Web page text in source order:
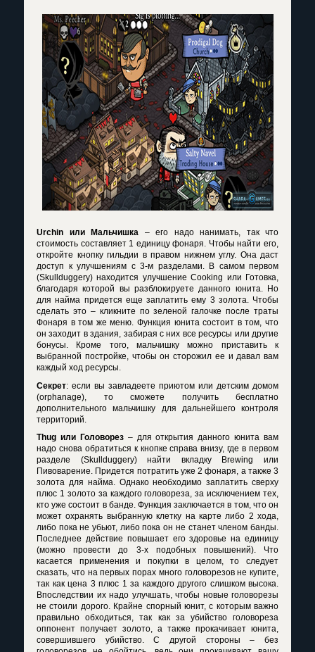
Urchin или Мальчишка – его надо нанимать, так что
стоимость составляет 1 единицу фонаря. Чтобы найти его,
откройте кнопку гильдии в правом нижнем углу. Она даст
доступ к улучшениям с 3-м разделами. В самом первом
(Skullduggery) находится улучшениеCooking или Готовка,
благодаря которой вы разблокируете данного юнита. Но
для найма придется еще заплатить ему 3 золота. Чтобы
сделать это – кликните по зеленой галочке после траты
Фонаря в том же меню. Функция юнита состоит в том, что
он заходит в здания, забирая с них все ресурсы или другие
бонусы. Кроме того, мальчишку можно приставить к
выбранной постройке, чтобы он сторожил ее и давал вам
каждый ход ресурсы.
Секрет: если вы завладеете приютом или детским домом
(orphanage), то сможете получить бесплатно
дополнительного мальчишку для дальнейшего контроля
территорий.
Thug или Головорез– для открытия данного юнита вам
надо снова обратиться к кнопке справа внизу, где в первом
разделе (Skullduggery) найти вкладку Brewing
или
Пивоварение. Придется потратить уже 2 фонаря, а также 3
золота для найма. Однако необходимо заплатить сверху
плюс 1 золото за каждого головореза, за исключением тех,
кто уже состоит в банде. Функция заключается в том, что он
может охранять выбранную клетку на карте либо 2 хода,
либо пока не убьют, либо пока он не станет членом банды.
Последнее действие повышает его здоровье на единицу
(можно провести до 3-х подобных повышений). Что
касается применения и покупки в целом, то следует
сказать, что на первых порах много головорезов не купите,
так как цена 3 плюс 1 за каждого другого слишком высока.
Впоследствии их надо улучшать, чтобы новые головорезы
не стоили дорого. Крайне спорный юнит, с которым важно
правильно обходиться, так как за убийство головореза
оппонент получает золото, а также прокачивает юнита,
совершившего убийство. С другой стороны – без